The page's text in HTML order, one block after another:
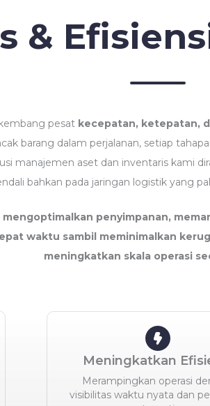
&
pesat kecepatan, ketepatan,
barang dalam perjalanan, setiap
manajemen aset dan inventaris kami
bahkan pada jaringan logistik yang
mengoptimalkan penyimpanan,
waktu sambil meminimalkan
meningkatkan skala operasi
Meningkatkan
Merampingkan operasi
visibilitas waktu nyata dan